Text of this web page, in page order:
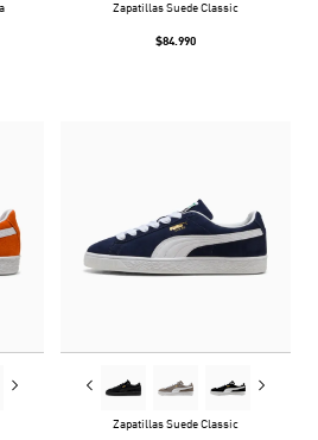
Zapatillas Suede Classic
$84.990
Zapatillas Suede Classic